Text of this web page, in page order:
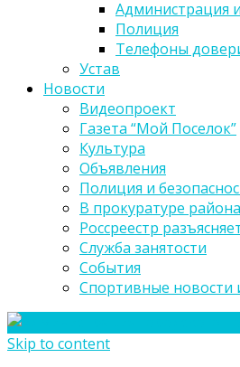
Администрация
Полиция
Телефоны
Устав
Новости
Видеопроект
Газета “Мой Поселок”
Культура
Объявления
Полиция и
В прокуратуре района
Россреестр
Служба занятости
События
Спортивные новости
Skip to content